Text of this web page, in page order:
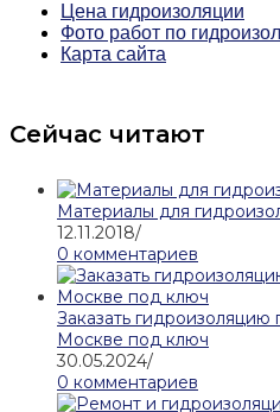
Цена гидроизоляции
Фото работ по
Карта сайта
Сейчас читают
Материалы для
12.11.2018/
0 комментариев
Заказать
Москве под ключ
30.05.2024/
0 комментариев